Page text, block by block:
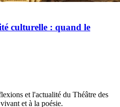
culturelle : quand le
et l'actualité du Théâtre des
et à la poésie.